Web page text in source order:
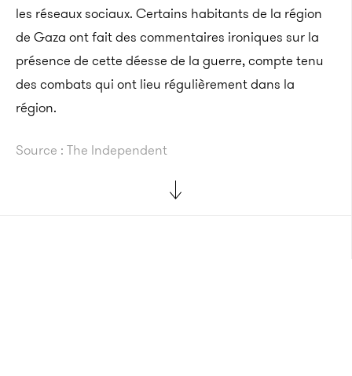
les réseaux sociaux. Certains habitants de la région
de Gaza ont fait des commentaires ironiques sur la
présence de cette déesse de la guerre, compte tenu
des combats qui ont lieu régulièrement dans la
région.
Source : The Independent